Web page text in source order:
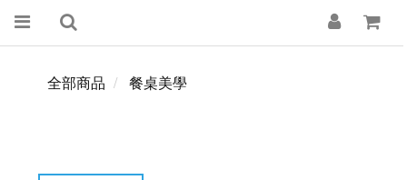
全部商品 餐桌美學